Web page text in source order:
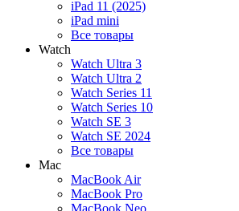
iPad 11 (2025)
iPad mini
Все товары
Watch
Watch Ultra 3
Watch Ultra 2
Watch Series 11
Watch Series 10
Watch SE 3
Watch SE 2024
Все товары
Mac
MacBook Air
MacBook Pro
MacBook Neo